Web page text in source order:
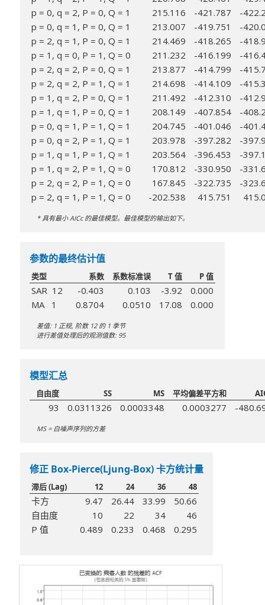
p = 0, q = 2, P = 0, Q = 1
215.116 -421.787
-
p = 0, q = 1, P = 0, Q = 1
213.007 -419.751
-
p = 2, q = 1, P = 0, Q = 1
214.469 -418.265
-
p = 1, q = 0, P = 1, Q = 0
211.232 -416.199
-
p = 2, q = 2, P = 0, Q = 1
213.877 -414.799
-
p = 2, q = 2, P = 1, Q = 1
214.698 -414.109
-
p = 1, q = 2, P = 0, Q = 1
211.492 -412.310
-
p = 1, q = 1, P = 0, Q = 1
208.149 -407.854
-
p = 0, q = 1, P = 1, Q = 1
204.745 -401.046
-
p = 0, q = 2, P = 1, Q = 1
203.978 -397.282
-
p = 1, q = 1, P = 1, Q = 1
203.564 -396.453
-
p = 1, q = 2, P = 1, Q = 0
170.812 -330.950
-
p = 2, q = 2, P = 1, Q = 0
167.845 -322.735
-
p = 2, q = 1, P = 1, Q = 0
-202.538 415.751
* 具有最小 AICc 的最佳模型。最佳模型的输出如下。
参数的最终估计值
类型 系数 系数标准误 T 值 P 值
SAR 12 -0.403 0.103 -3.92
0.000
MA 1
0.8704 0.0510 17.08 0.000
差值: 1 正规, 阶数 12 的 1 季节
进行差值处理后的观测值数: 95
模型汇总
自由度 SS MS 平均偏差平方和
93 0.0311326 0.0003348 0.0003277 -
MS = 白噪声序列的方差
修正 Box-Pierce(Ljung-Box) 卡方统计量
滞后 (Lag) 12 24 36 48
卡方 9.47 26.44 33.99
50.66
自由度
10 22 34
46
P 值
0.489 0.233 0.468 0.295